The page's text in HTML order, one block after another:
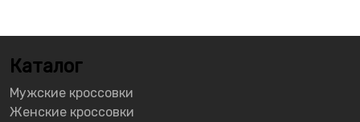
Каталог
Мужские кроссовки
Женские кроссовки